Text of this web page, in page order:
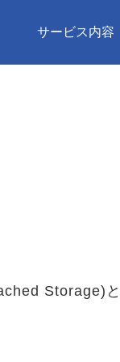
サービス内容
Storage)